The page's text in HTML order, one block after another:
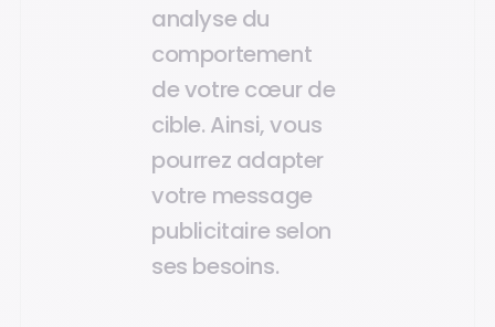
analyse du
comportement
de votre cœur de
cible. Ainsi, vous
pourrez adapter
votre message
publicitaire selon
ses besoins.